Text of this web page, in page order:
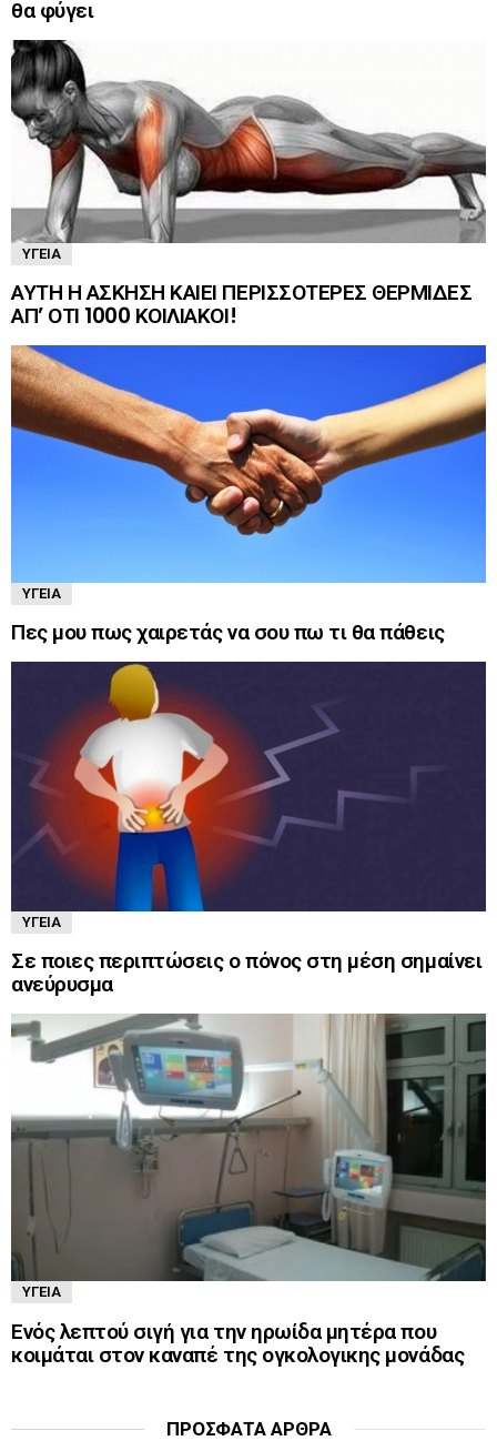
θα φύγει
ΥΓΕΊΑ
ΑΥΤΗ Η ΑΣΚΗΣΗ ΚΑΙΕΙ ΠΕΡΙΣΣΟΤΕΡΕΣ ΘΕΡΜΙΔΕΣ
ΑΠ’ ΟΤΙ 1000 ΚΟΙΛΙΑΚΟΙ!
ΥΓΕΊΑ
Πες μου πως χαιρετάς να σου πω τι θα πάθεις
ΥΓΕΊΑ
Σε ποιες περιπτώσεις ο πόνος στη μέση σημαίνει
ανεύρυσμα
ΥΓΕΊΑ
Ενός λεπτού σιγή για την ηρωίδα μητέρα που
κοιμάται στον καναπέ της ογκολογικης μονάδας
ΠΡΌΣΦΑΤΑ ΆΡΘΡΑ